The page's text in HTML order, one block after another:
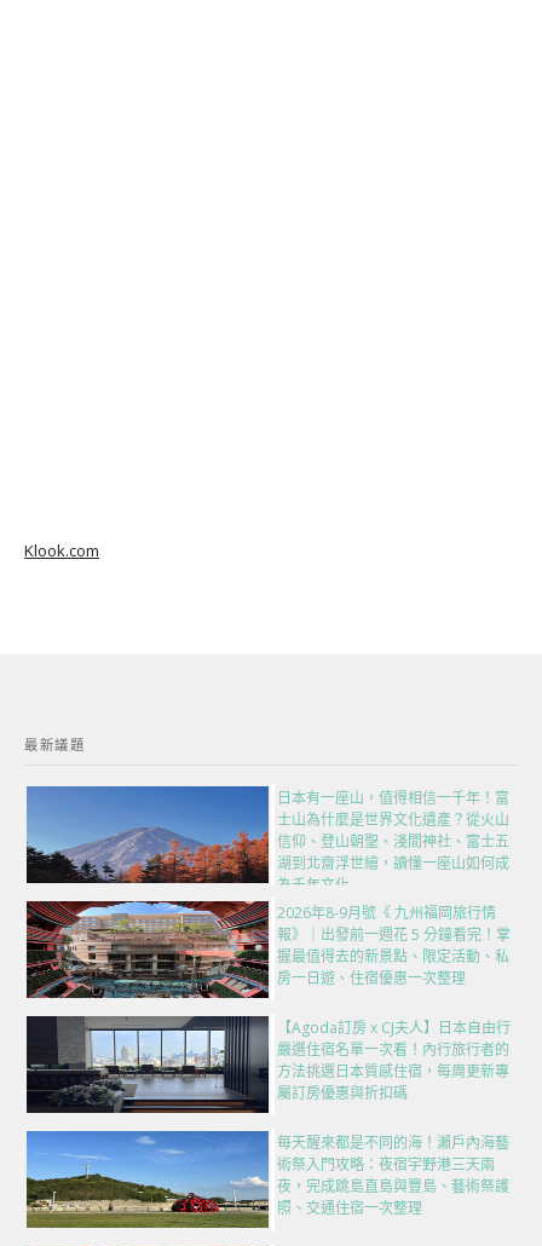
Klook.com
最新議題
日本有一座山，值得相信一千年！富
士山為什麼是世界文化遺產？從火山
信仰、登山朝聖、淺間神社、富士五
湖到北齋浮世繪，讀懂一座山如何成
為千年文化
2026年8-9月號《 九州福岡旅行情
報》｜出發前一週花 5 分鐘看完！掌
握最值得去的新景點、限定活動、私
房一日遊、住宿優惠一次整理
【Agoda訂房 x CJ夫人】日本自由行
嚴選住宿名單一次看！內行旅行者的
方法挑選日本質感住宿，每周更新專
屬訂房優惠與折扣碼
每天醒來都是不同的海！瀨戶內海藝
術祭入門攻略：夜宿宇野港三天兩
夜，完成跳島直島與豐島、藝術祭護
照、交通住宿一次整理